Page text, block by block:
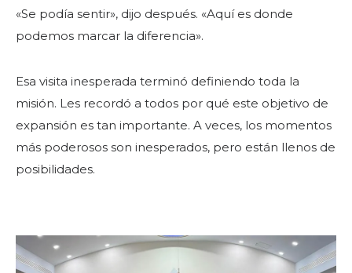
«Se podía sentir», dijo después. «Aquí es donde
podemos marcar la diferencia».
Esa visita inesperada terminó definiendo toda la
misión. Les recordó a todos por qué este objetivo de
expansión es tan importante. A veces, los momentos
más poderosos son inesperados, pero están llenos de
posibilidades.